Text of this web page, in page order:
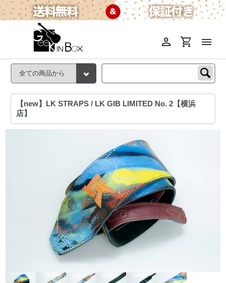
menu
shopping_cart
person
【new】LK STRAPS / LK GIB LIMITED No. 2【横浜
店】